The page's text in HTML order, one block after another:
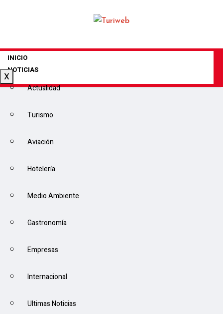
INICIO
NOTICIAS
Actualidad
Turismo
Aviación
Hotelería
Medio Ambiente
Gastronomía
Empresas
Internacional
Ultimas Noticias
X